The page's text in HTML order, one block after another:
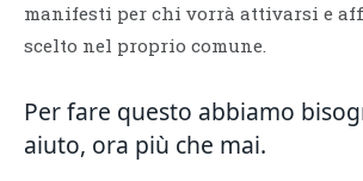
manifesti per chi vorrà attivarsi e
scelto nel proprio comune.
Per fare questo abbiamo
aiuto, ora più che mai.